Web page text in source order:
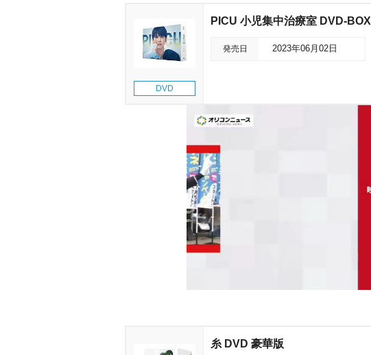
DVD
PICU 小児集中治療室 DVD-BOX
発売日 2023年06月02日
糸 DVD 豪華版